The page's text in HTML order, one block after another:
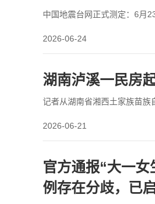
中国地震台网正式测定：6月
2026-06-24
湖南泸溪一民房
记者从湖南省湘西土家族苗族
2026-06-21
官方通报“大一
例存在分歧，已